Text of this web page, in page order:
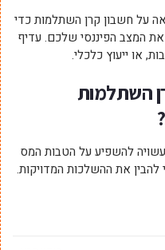
על חשבון קרן השתלמות כדי
המצב הפיננסי שלכם. עדיף
או ייעוץ כלכלי.
השתלמות
עשויה להשפיע על הטבות המס
את ההשלכות המדויקות.